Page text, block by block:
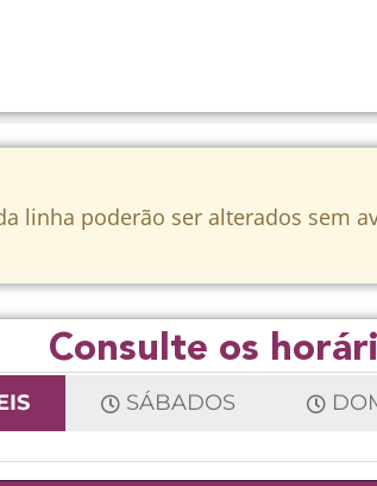
linha poderão ser alterados sem
Consulte os
SÁBADOS